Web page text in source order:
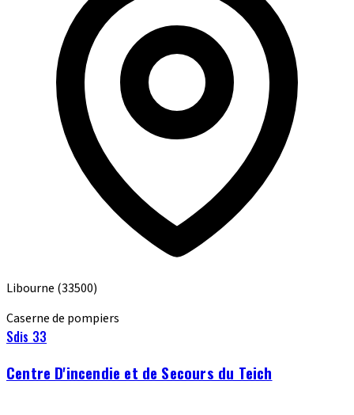
Libourne (33500)
Caserne de pompiers
Sdis 33
Centre D'incendie et de Secours du Teich